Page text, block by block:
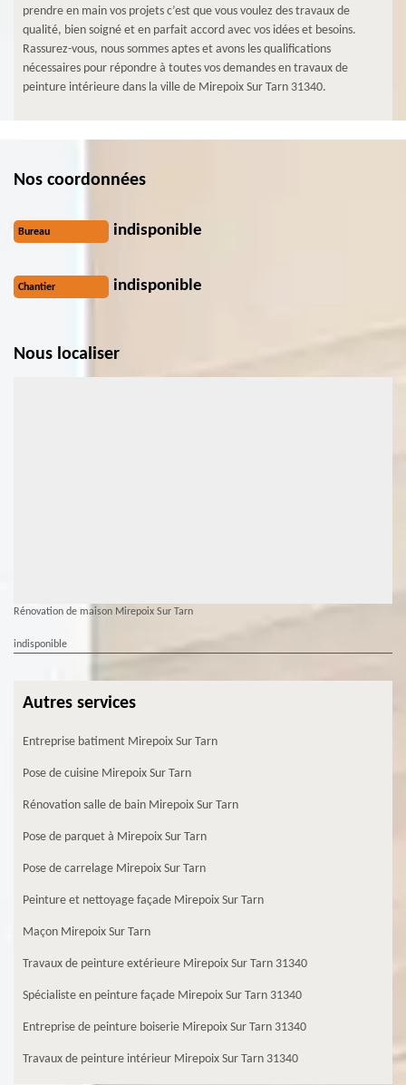
prendre en main vos projets c’est que vous voulez des travaux de
qualité, bien soigné et en parfait accord avec vos idées et besoins.
Rassurez-vous, nous sommes aptes et avons les qualifications
nécessaires pour répondre à toutes vos demandes en travaux de
peinture intérieure dans la ville de Mirepoix Sur Tarn 31340.
Nos coordonnées
Bureau indisponible
Chantier indisponible
Nous localiser
Rénovation de maison Mirepoix Sur Tarn
indisponible
Autres services
Entreprise batiment Mirepoix Sur Tarn
Pose de cuisine Mirepoix Sur Tarn
Rénovation salle de bain Mirepoix Sur Tarn
Pose de parquet à Mirepoix Sur Tarn
Pose de carrelage Mirepoix Sur Tarn
Peinture et nettoyage façade Mirepoix Sur Tarn
Maçon Mirepoix Sur Tarn
Travaux de peinture extérieure Mirepoix Sur Tarn 31340
Spécialiste en peinture façade Mirepoix Sur Tarn 31340
Entreprise de peinture boiserie Mirepoix Sur Tarn 31340
Travaux de peinture intérieur Mirepoix Sur Tarn 31340